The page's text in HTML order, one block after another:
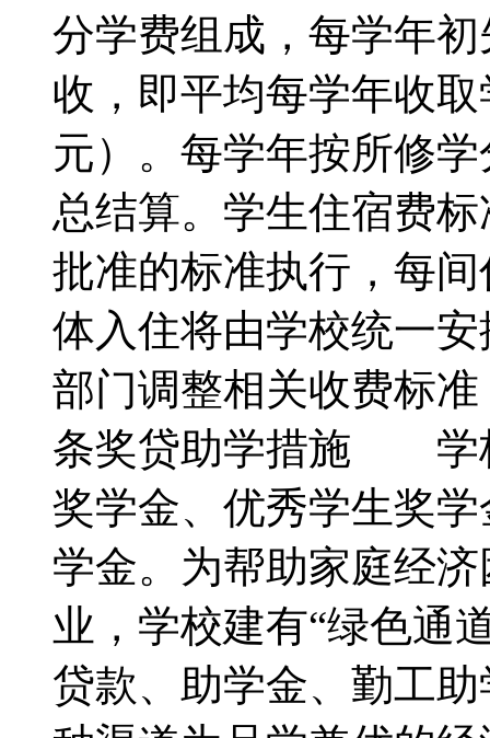
分学费组成，每学年
收，即平均每学年收
元）。每学年按所修
总结算。学生住宿费
批准的标准执行，每
体入住将由学校统一
部门调整相关收费标
条奖贷助学措施 学
奖学金、优秀学生奖
学金。为帮助家庭经
业，学校建有“绿色通
贷款、助学金、勤工